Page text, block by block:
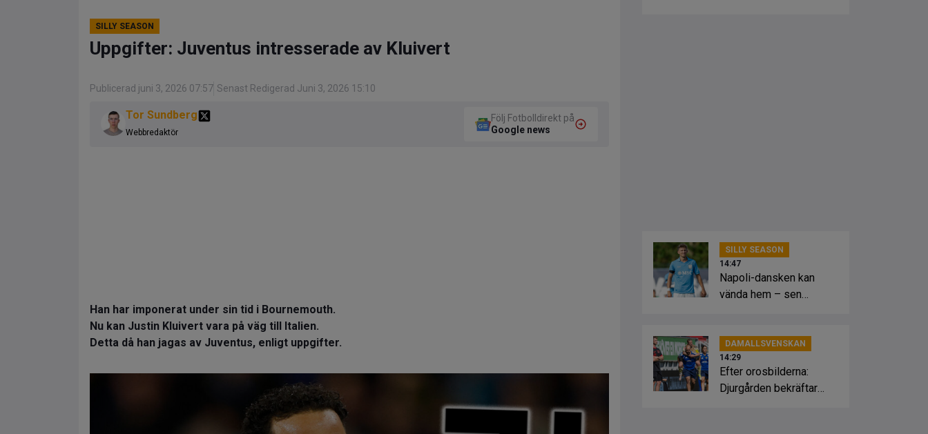
SILLY SEASON
Uppgifter: Juventus intresserade av Kluivert
Publicerad juni 3, 2026 07:57 Senast Redigerad Juni 3, 2026 15:10
Tor Sundberg
Webbredaktör
Följ Fotbolldirekt på
Google news
Han har imponerat under sin tid i Bournemouth.
Nu kan Justin Kluivert vara på väg till Italien.
Detta då han jagas av Juventus, enligt uppgifter.
SILLY SEASON
14:47
Napoli-dansken kan
vända hem – sen
DAMALLSVENSKAN
14:29
Efter orosbilderna:
Djurgården bekräftar